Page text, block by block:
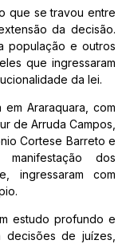
que se travou entre
da decisão.
população e outros
que ingressaram
da lei.
Araraquara, com
de Arruda Campos,
Cortese Barreto e
dos
ingressaram com
estudo profundo e
decisões de juízes,